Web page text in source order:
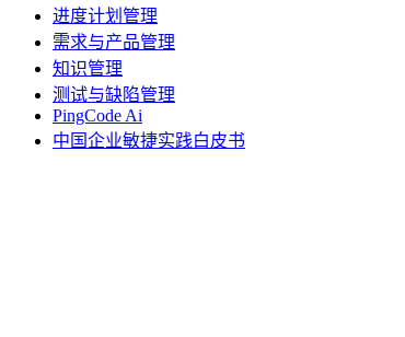
进度计划管理
需求与产品管理
知识管理
测试与缺陷管理
PingCode Ai
中国企业敏捷实践白皮书